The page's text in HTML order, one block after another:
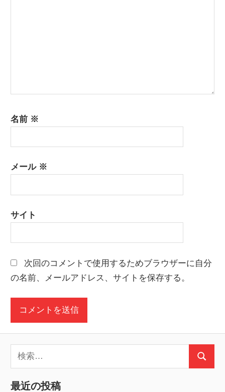
名前 ※
メール ※
サイト
次回のコメントで使用するためブラウザーに自分
の名前、メールアドレス、サイトを保存する。
索:
検
最近の投稿